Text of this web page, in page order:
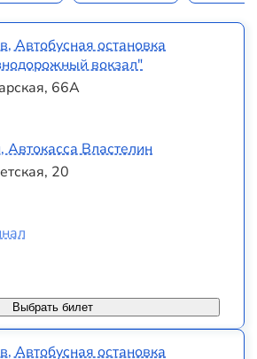
Автобусная остановка
вокзал"
66А
Автокасса Властелин
20
Выбрать билет
Автобусная остановка